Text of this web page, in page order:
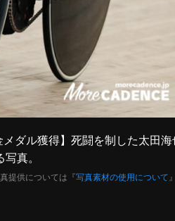
メダル獲得】死闘を制した太田
真。
提供については『写真素材の使用について